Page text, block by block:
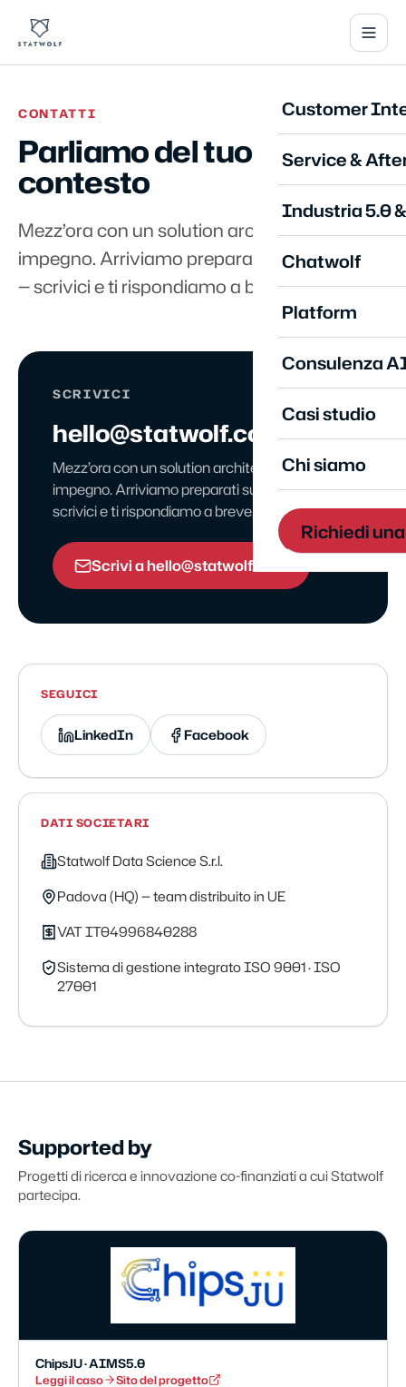
Customer
Service &
Industria 5.0
Chatwolf
Platform
Consulenza
Casi studio
Chi siamo
Richiedi
CONTATTI
Parliamo del tuo
contesto
Mezz’ora con un solution architect, senza
impegno. Arriviamo preparati sul tuo settore
— scrivici e ti rispondiamo a breve.
SCRIVICI
hello@statwolf.com
Mezz’ora con un solution architect, senza
impegno. Arriviamo preparati sul tuo settore —
scrivici e ti rispondiamo a breve.
Scrivi a hello@statwolf.com
SEGUICI
LinkedIn Facebook
DATI SOCIETARI
Statwolf Data Science S.r.l.
Padova (HQ) — team distribuito in UE
VAT IT04996840288
Sistema di gestione integrato ISO 9001 · ISO
27001
Supported by
Progetti di ricerca e innovazione co-finanziati a cui Statwolf
partecipa.
ChipsJU · AIMS5.0
Leggi il caso Sito del progetto